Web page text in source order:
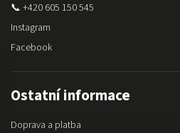
📞 +420 605 150 545
Instagram
Facebook
Ostatní informace
Doprava a platba